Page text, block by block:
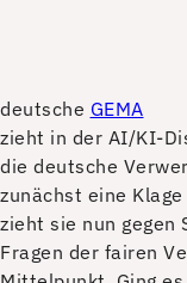
deutsche GEMA
zieht in der AI/KI-
die deutsche
zunächst eine
zieht sie nun gegen
Fragen der fairen